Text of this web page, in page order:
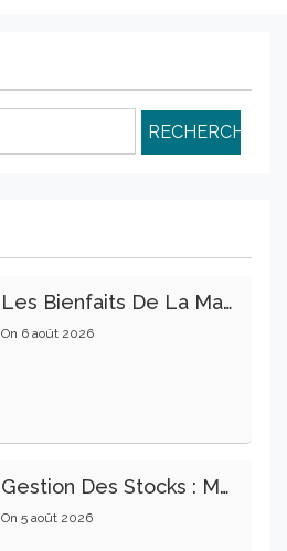
Les Bienfaits De La Marche Sur La Santé Physique Et Mentale
On 6 août 2026
Gestion Des Stocks : Meilleures Pratiques Intralogistiques
On 5 août 2026